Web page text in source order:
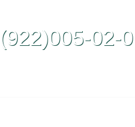
02-